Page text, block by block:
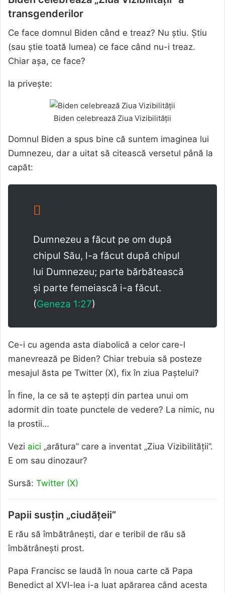
transgenderilor
Ce face domnul Biden când e treaz? Nu știu. Știu
(sau știe toată lumea) ce face când nu-i treaz.
Chiar așa, ce face?
Ia privește:
Biden celebrează Ziua Vizibilității
Domnul Biden a spus bine că suntem imaginea lui
Dumnezeu, dar a uitat să citească versetul până la
capăt:
Dumnezeu a făcut pe om după
chipul Său, l-a făcut după chipul
lui Dumnezeu; parte bărbătească
și parte femeiască i-a făcut.
(Geneza 1:27)
Ce-i cu agenda asta diabolică a celor care-l
manevrează pe Biden? Chiar trebuia să posteze
mesajul ăsta pe Twitter (X), fix în ziua Paștelui?
În fine, la ce să te aștepți din partea unui om
adormit din toate punctele de vedere? La nimic, nu
la prostii…
Vezi aici „arătura” care a inventat „Ziua Vizibilității”.
E om sau dinozaur?
Sursă: Twitter (X)
Papii susțin „ciudățeii”
E rău să îmbătrânești, dar e teribil de rău să
îmbătrânești prost.
Papa Francisc se laudă în noua carte că Papa
Benedict al XVI-lea i-a luat apărarea când acesta